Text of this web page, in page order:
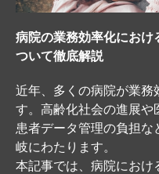
病院の業務効率化におけ
ついて徹底解説
近年、多くの病院が業務
す。高齢化社会の進展や
患者データ管理の負担な
岐にわたります。
本記事では、病院におけ